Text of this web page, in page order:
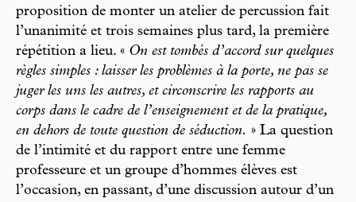
proposition de monter un atelier de percussion fait
l’unanimité et trois semaines plus tard, la première
répétition a lieu. « On est tombés d’accord sur quelques
règles simples : laisser les problèmes à la porte, ne pas se
juger les uns les autres, et circonscrire les rapports au
corps dans le cadre de l’enseignement et de la pratique,
en dehors de toute question de séduction. » La question
de l’intimité et du rapport entre une femme
professeure et un groupe d’hommes élèves est
l’occasion, en passant, d’une discussion autour d’un